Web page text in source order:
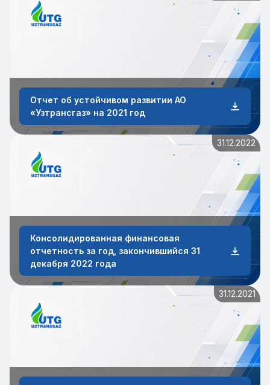
Отчет об устойчивом развитии АО
«Узтрансгаз» на 2021 год
31.12.2022
Консолидированная финансовая
отчетность за год, закончившийся 31
декабря 2022 года
31.12.2021